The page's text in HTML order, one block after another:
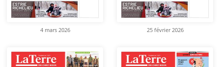
4 mars 2026 25 février 2026